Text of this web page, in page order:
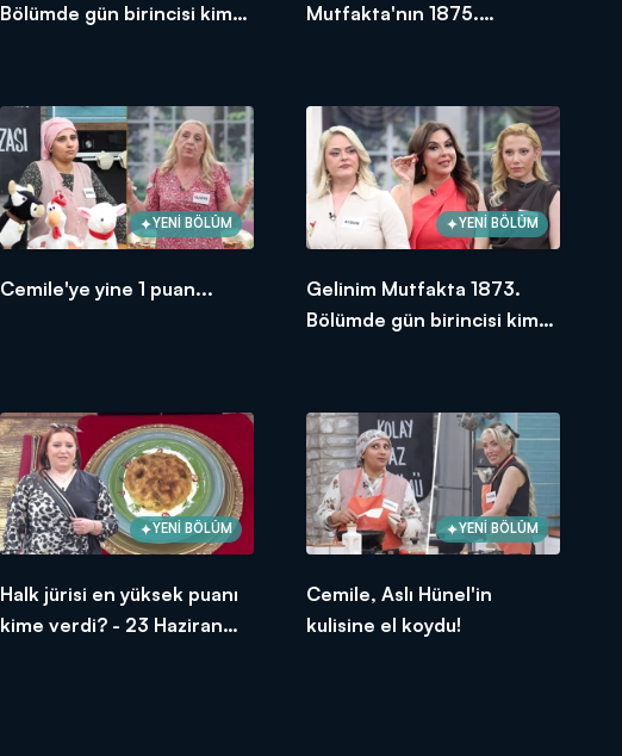
Bölümde gün birincisi kim
Mutfakta'nın 1875.
YENİ BÖLÜM
Cemile'ye yine 1 puan...
YENİ BÖLÜM
Gelinim Mutfakta 1873.
Bölümde gün birincisi kim
YENİ BÖLÜM
Halk jürisi en yüksek puanı
kime verdi? - 23 Haziran
YENİ BÖLÜM
Cemile, Aslı Hünel'in
kulisine el koydu!